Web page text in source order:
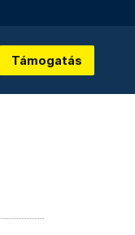
Támogatás